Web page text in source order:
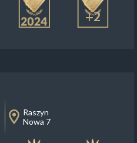
+2
Raszyn
Nowa 7